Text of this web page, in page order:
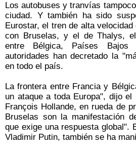
Los autobuses y tranvías
ciudad. Y también ha sido
Eurostar, el tren de alta
con Bruselas, y el de Thalys,
entre Bélgica, Países Bajos
autoridades han decretado la
en todo el país.
La frontera entre Francia y
un ataque a toda Europa", dijo el
François Hollande, en rueda de
Bruselas son la manifestación
que exige una respuesta global".
Vladimir Putin, también se ha